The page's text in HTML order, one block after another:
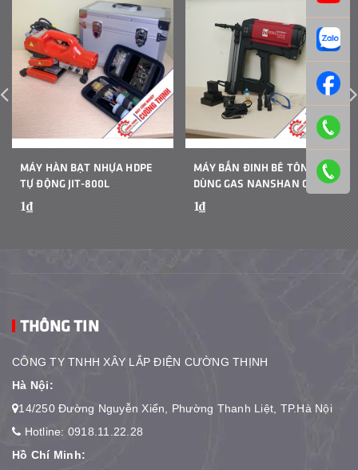
MÁY HÀN BẠT NHỰA HDPE
TỰ ĐỘNG JIT-800L
1₫
MÁY BẮN ĐINH BÊ TÔNG
DÙNG GAS NANSHAN GCN50
1₫
THÔNG TIN
CÔNG TY TNHH XÂY LẮP ĐIỆN CƯỜNG THỊNH
Hà Nội:
14/250 Đường Nguyễn Xiển, Phường Thanh Liệt, TP.Hà Nội
Hotline: 0918.11.22.28
Hồ Chí Minh: